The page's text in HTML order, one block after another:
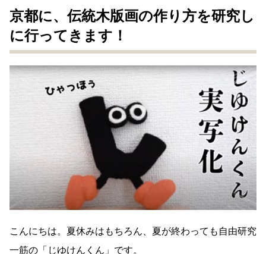
京都に、伝統木版画の作り方を研究し
に行ってきます！
こんにちは。夏休みはもちろん、夏が終わっても自由研究
一筋の「じゆけんくん」です。